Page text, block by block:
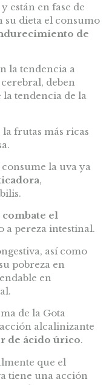
están en fase de
dieta el consumo
de
la tendencia a
deben
tendencia de la
la frutas más ricas
la uva ya
,
combate el
a pereza intestinal.
así como
pobreza en
en
de la Gota
alcalinizante
de ácido úrico.
que el
tiene una acción